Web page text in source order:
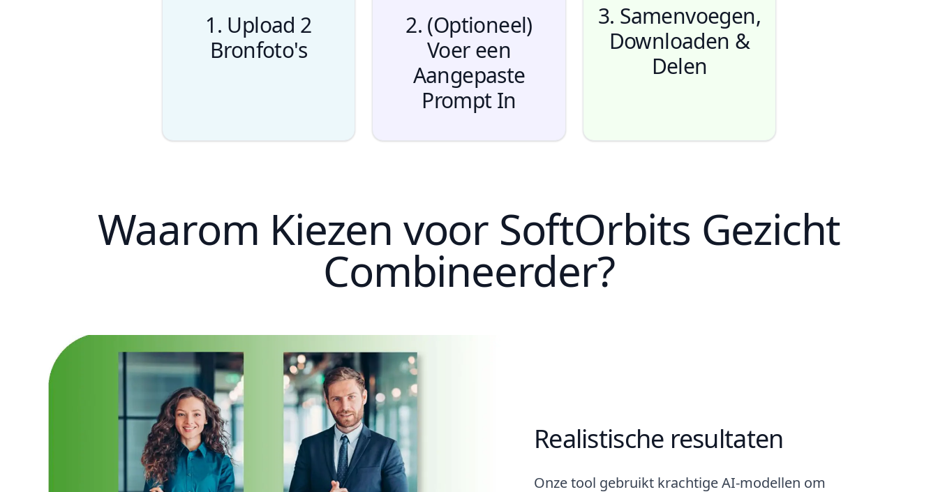
1. Upload 2
Bronfoto's
2. (Optioneel)
Voer een
Aangepaste
Prompt In
genereer een baby met deze
3. Samenvoegen,
Downloaden &
Delen
Waarom Kiezen voor SoftOrbits Gezicht
Combineerder?
Realistische resultaten
Onze tool gebruikt krachtige AI-modellen om